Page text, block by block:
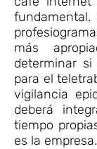
más
determinar
para el
vigilancia
deberá
tiempo
es la empresa.